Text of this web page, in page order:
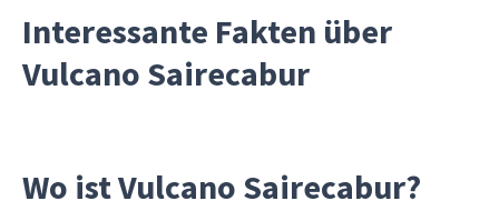
Interessante Fakten über
Vulcano Sairecabur
Wo ist Vulcano Sairecabur?